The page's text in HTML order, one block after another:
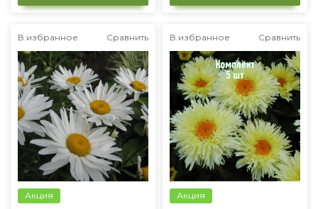
В избранное Сравнить
Акция
В избранное Сравнить
Акция